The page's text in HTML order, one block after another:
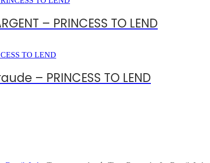
– PRINCESS TO LEND
– PRINCESS TO LEND